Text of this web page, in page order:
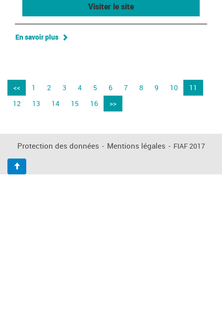
Visiter le site
En savoir plus
<< 1 2 3 4 5 6 7 8 9 10
11
12
13 14 15 16 >>
Protection des données - Mentions légales - FIAF 2017